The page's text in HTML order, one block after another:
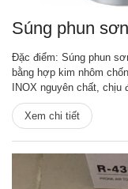
Súng phun
Đặc điểm: Súng phun
bằng hợp kim nhôm
INOX nguyên chất,
Xem chi tiết